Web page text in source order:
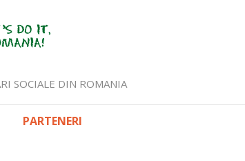
SOCIALE DIN ROMANIA
PARTENERI